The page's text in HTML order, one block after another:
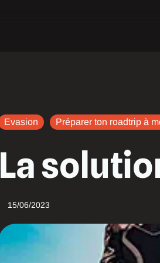
Evasion Préparer ton roadtrip à
La
15/06/2023